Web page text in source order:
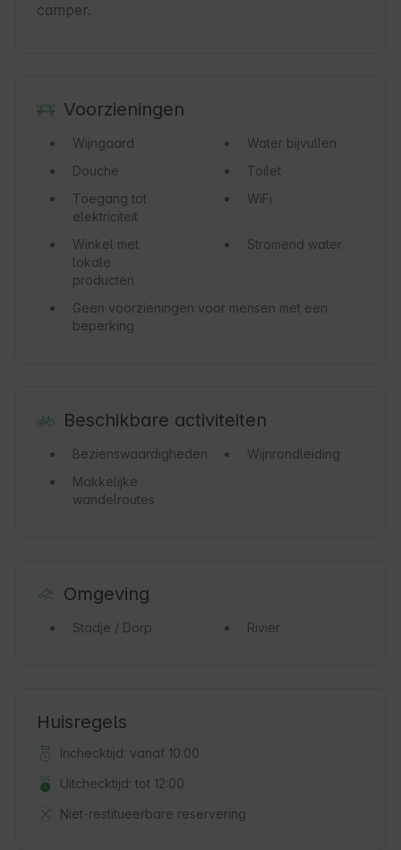
camper.
Voorzieningen
Wijngaard
Water bijvullen
Douche
Toilet
Toegang tot
elektriciteit
WiFi
Winkel met
lokale
producten
Stromend water
Geen voorzieningen voor mensen met een
beperking
Beschikbare activiteiten
Bezienswaardigheden
Wijnrondleiding
Makkelijke
wandelroutes
Omgeving
Stadje / Dorp Rivier
Huisregels
Inchecktijd: vanaf 10:00
Uitchecktijd: tot 12:00
Niet-restitueerbare reservering